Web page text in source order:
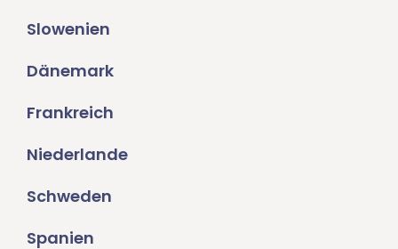
Slowenien
Dänemark
Frankreich
Niederlande
Schweden
Spanien